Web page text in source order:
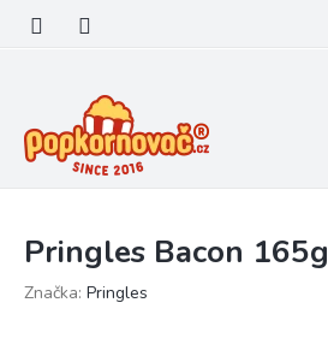
obsah
Pringles Bacon 165g
Značka: Pringles